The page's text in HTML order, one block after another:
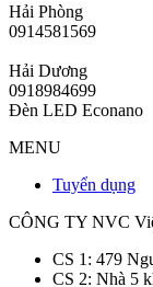
Hải Phòng
0914581569
Hải Dương
0918984699
Đèn LED Econano
MENU
Tuyển dụng
CÔNG TY NVC
CS 1: 479
CS 2: Nhà 5